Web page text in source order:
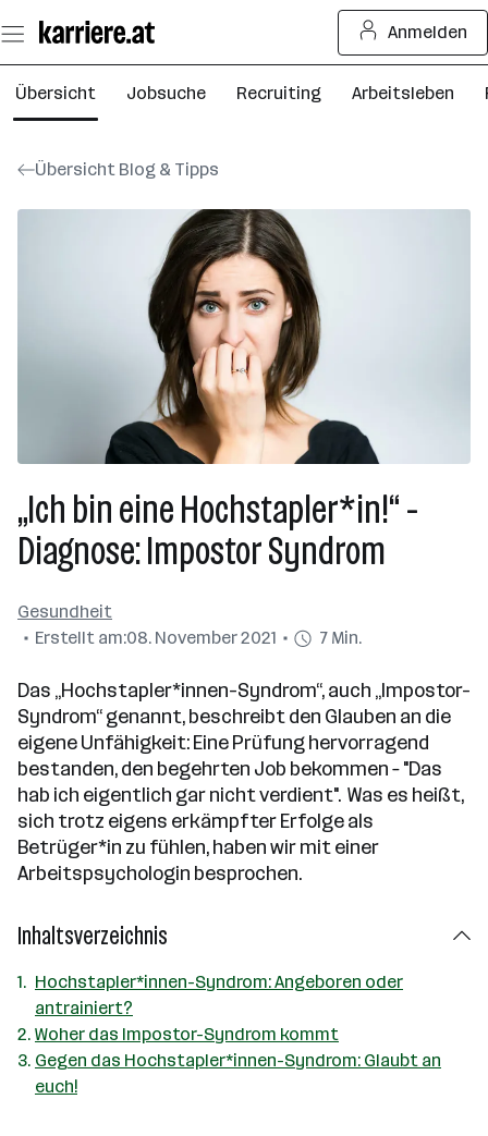
Seiteninhalt
springen
Anmelden
Übersicht Jobsuche Recruiting Arbeitsleben
Übersicht Blog & Tipps
Inhaltsverzeichnis
Hochstapler*innen-Syndrom: Angeboren oder
antrainiert?
Woher das Impostor-Syndrom kommt
Gegen das Hochstapler*innen-Syndrom: Glaubt an
euch!
„Ich bin eine Hochstapler*in!“ -
Diagnose: Impostor Syndrom
Gesundheit
Erstellt am:08. November 2021 7 Min.
Das „Hochstapler*innen-Syndrom“, auch „Impostor-
Syndrom“ genannt, beschreibt den Glauben an die
eigene Unfähigkeit: Eine Prüfung hervorragend
bestanden, den begehrten Job bekommen – "Das
hab ich eigentlich gar nicht verdient". Was es heißt,
sich trotz eigens erkämpfter Erfolge als
Betrüger*in zu fühlen, haben wir mit einer
Arbeitspsychologin besprochen.